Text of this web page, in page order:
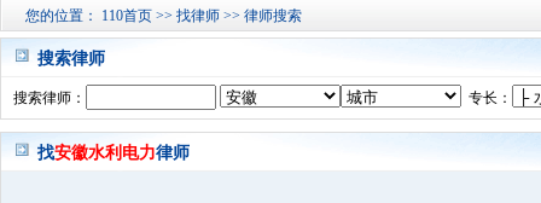
您的位置： 110首页 >> 找律师 >> 律师搜索
搜索律师
搜索律师： 专长：
找安徽水利电力律师